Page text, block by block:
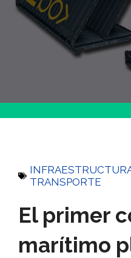
TRANSPORTE
El primer
marítimo